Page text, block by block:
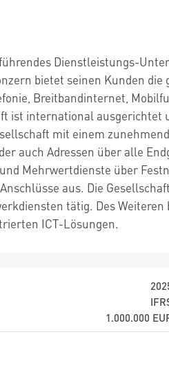
Dienstleistungs-
bietet seinen Kunden
Breitbandinternet,
ist international
mit einem
auch Adressen über alle
Mehrwertdienste über
aus. Die
tätig. Des
ICT-Lösungen.
1.000.000